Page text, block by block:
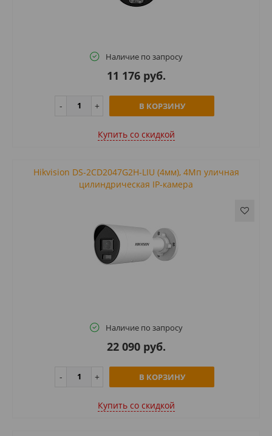
Наличие по запросу
11 176 руб.
В КОРЗИНУ
Купить cо скидкой
Hikvision DS-2CD2047G2H-LIU (4мм), 4Мп уличная
цилиндрическая IP-камера
Наличие по запросу
22 090 руб.
В КОРЗИНУ
Купить cо скидкой